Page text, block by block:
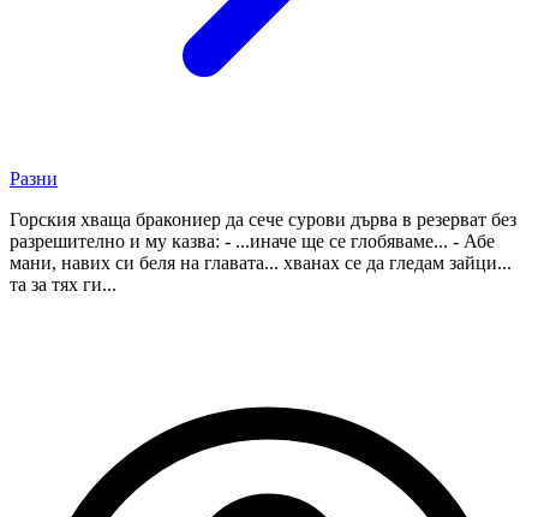
Разни
Горския хваща бракониер да сече сурови дърва в резерват без
разрешително и му казва: - ...иначе ще се глобяваме... - Абе
мани, навих си беля на главата... хванах се да гледам зайци...
та за тях ги...